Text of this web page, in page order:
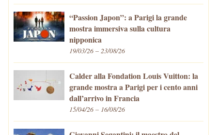
“Passion Japon”: a Parigi la grande
mostra immersiva sulla cultura
nipponica
19/03/26 – 23/08/26
Calder alla Fondation Louis Vuitton: la
grande mostra a Parigi per i cento anni
dall’arrivo in Francia
15/04/26 – 16/08/26